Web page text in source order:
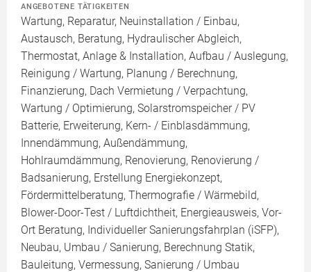
ANGEBOTENE TÄTIGKEITEN
Wartung, Reparatur, Neuinstallation / Einbau,
Austausch, Beratung, Hydraulischer Abgleich,
Thermostat, Anlage & Installation, Aufbau / Auslegung,
Reinigung / Wartung, Planung / Berechnung,
Finanzierung, Dach Vermietung / Verpachtung,
Wartung / Optimierung, Solarstromspeicher / PV
Batterie, Erweiterung, Kern- / Einblasdämmung,
Innendämmung, Außendämmung,
Hohlraumdämmung, Renovierung, Renovierung /
Badsanierung, Erstellung Energiekonzept,
Fördermittelberatung, Thermografie / Wärmebild,
Blower-Door-Test / Luftdichtheit, Energieausweis, Vor-
Ort Beratung, Individueller Sanierungsfahrplan (iSFP),
Neubau, Umbau / Sanierung, Berechnung Statik,
Bauleitung, Vermessung, Sanierung / Umbau